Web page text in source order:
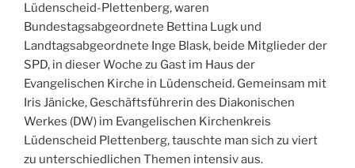
Lüdenscheid-Plettenberg, waren
Bundestagsabgeordnete Bettina Lugk und
Landtagsabgeordnete Inge Blask, beide Mitglieder der
SPD, in dieser Woche zu Gast im Haus der
Evangelischen Kirche in Lüdenscheid. Gemeinsam mit
Iris Jänicke, Geschäftsführerin des Diakonischen
Werkes (DW) im Evangelischen Kirchenkreis
Lüdenscheid Plettenberg, tauschte man sich zu viert
zu unterschiedlichen Themen intensiv aus.